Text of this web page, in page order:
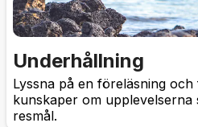
Underhållning
Lyssna på en föreläsning
kunskaper om upplevelserna
resmål.